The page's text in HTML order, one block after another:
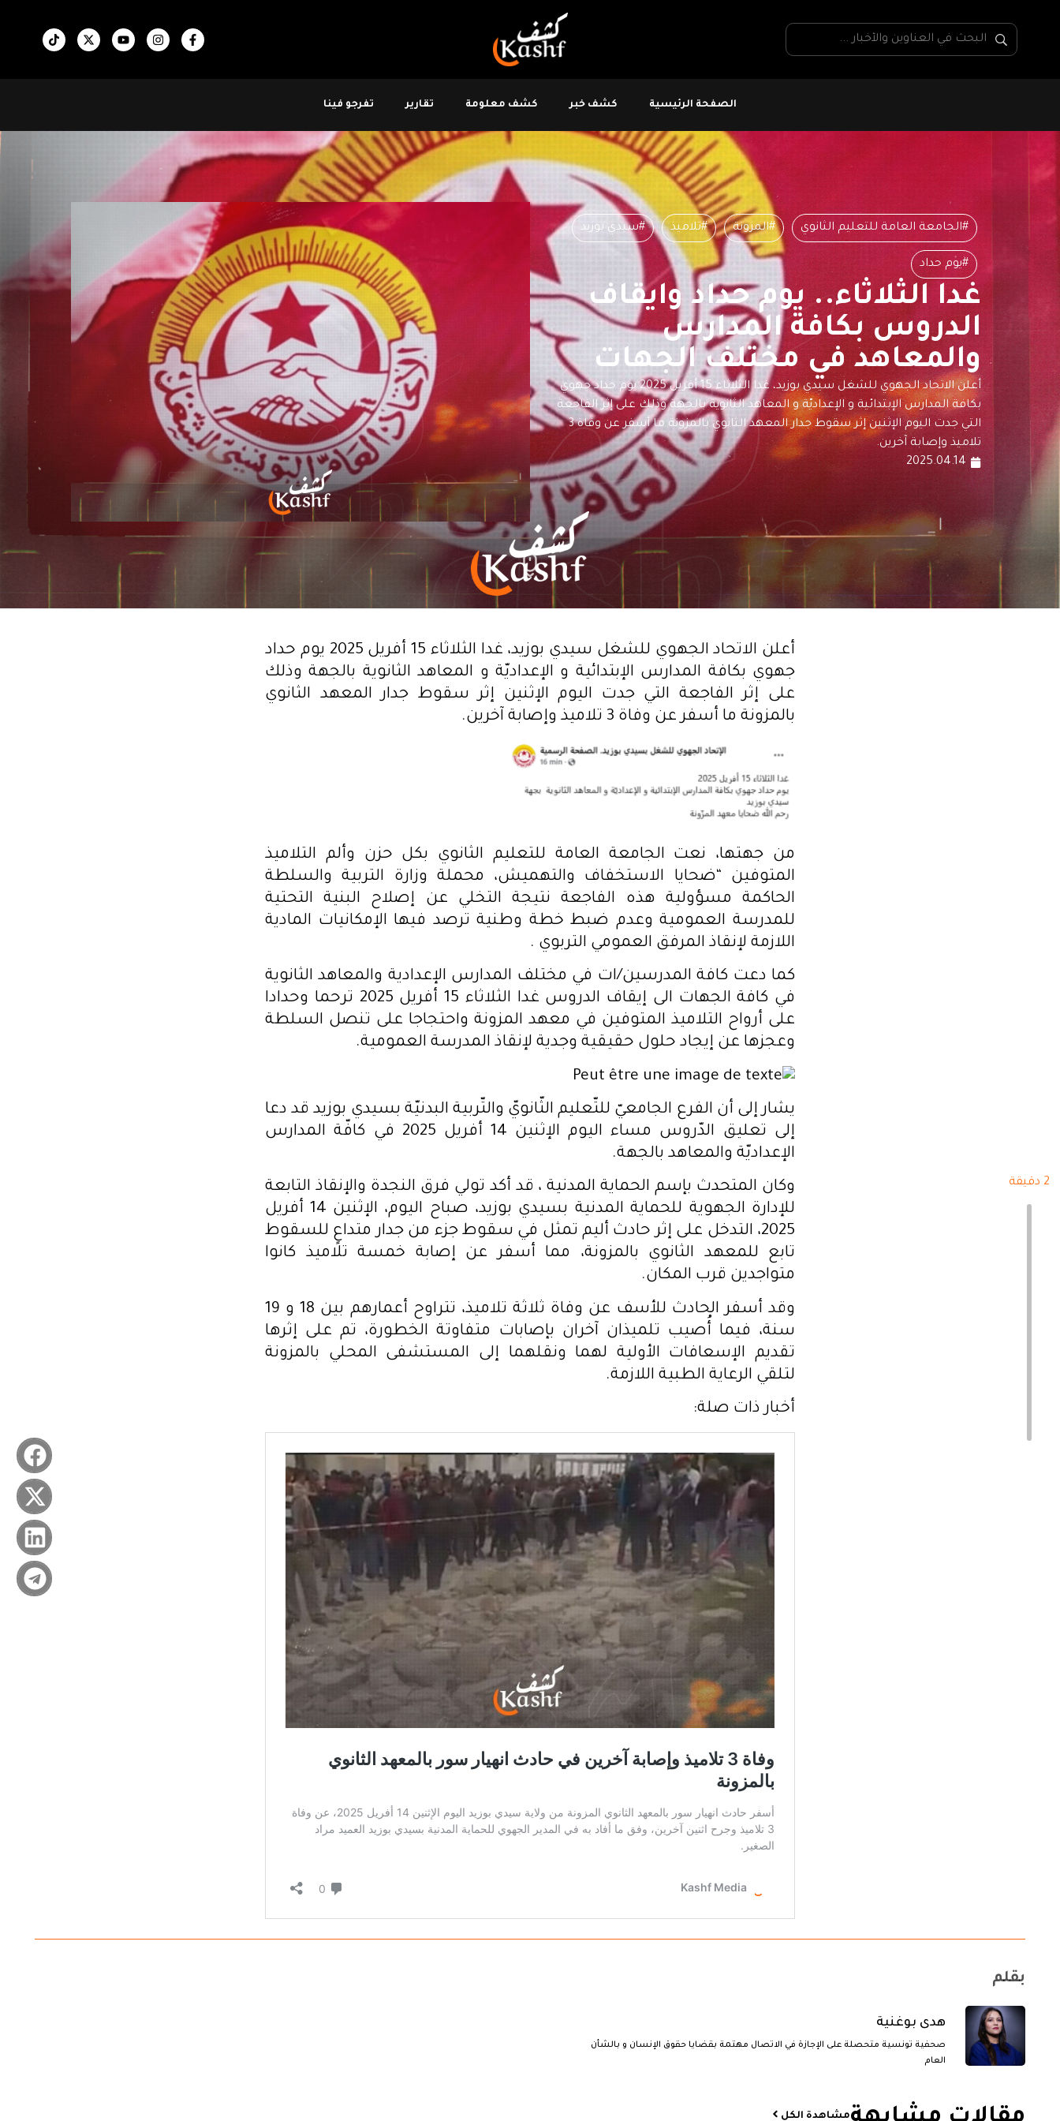
الصفحة الرئيسية كشف خبر كشف معلومة تقارير تفرجو فينا
#الجامعة العامة للتعليم الثانوي #المزونة #تلاميذ #سيدي بوزيد
#يوم حداد
غدا الثلاثاء.. يوم حداد وايقاف
الدروس بكافة المدارس
والمعاهد في مختلف الجهات
أعلن الاتحاد الجهوي للشغل سيدي بوزيد، غدا الثلاثاء 15 أفريل 2025 يوم حداد جهوي
بكافة المدارس الإبتدائية و الإعداديّة و المعاهد الثانوية بالجهة وذلك على إثر الفاجعة
التي جدت اليوم الإثنين إثر سقوط جدار المعهد الثانوي بالمزونة ما أسفر عن وفاة 3
تلاميذ وإصابة آخرين.
2025.04.14
2 دقيقة
أعلن الاتحاد الجهوي للشغل سيدي بوزيد، غدا الثلاثاء 15 أفريل 2025 يوم حداد
جهوي بكافة المدارس الإبتدائية و الإعداديّة و المعاهد الثانوية بالجهة وذلك
على إثر الفاجعة التي جدت اليوم الإثنين إثر سقوط جدار المعهد الثانوي
بالمزونة ما أسفر عن وفاة 3 تلاميذ وإصابة آخرين.
من جهتها، نعت الجامعة العامة للتعليم الثانوي بكل حزن وألم التلاميذ
المتوفين “ضحايا الاستخفاف والتهميش، محملة وزارة التربية والسلطة
الحاكمة مسؤولية هذه الفاجعة نتيجة التخلي عن إصلاح البنية التحتية
للمدرسة العمومية وعدم ضبط خطة وطنية ترصد فيها الإمكانيات المادية
اللازمة لإنقاذ المرفق العمومي التربوي .
كما دعت كافة المدرسين/ات في مختلف المدارس الإعدادية والمعاهد الثانوية
في كافة الجهات الى إيقاف الدروس غدا الثلاثاء 15 أفريل 2025 ترحما وحدادا
على أرواح التلاميذ المتوفين في معهد المزونة واحتجاجا على تنصل السلطة
وعجزها عن إيجاد حلول حقيقية وجدية لإنقاذ المدرسة العمومية.
يشار إلى أن الفرع الجامعيّ للتّعليم الثّانويّ والتّربية البدنيّة بسيدي بوزيد قد دعا
إلى تعليق الدّروس مساء اليوم الإثنين 14 أفريل 2025 في كافّة المدارس
الإعداديّة والمعاهد بالجهة.
وكان المتحدث بإسم الحماية المدنية ، قد أكد تولي فرق النجدة والإنقاذ التابعة
للإدارة الجهوية للحماية المدنية بسيدي بوزيد، صباح اليوم، الإثنين 14 أفريل
2025، التدخل على إثر حادث أليم تمثل في سقوط جزء من جدار متداعٍ للسقوط
تابع للمعهد الثانوي بالمزونة، مما أسفر عن إصابة خمسة تلاميذ كانوا
متواجدين قرب المكان.
وقد أسفر الحادث للأسف عن وفاة ثلاثة تلاميذ، تتراوح أعمارهم بين 18 و 19
سنة، فيما أُصيب تلميذان آخران بإصابات متفاوتة الخطورة، تم على إثرها
تقديم الإسعافات الأولية لهما ونقلهما إلى المستشفى المحلي بالمزونة
لتلقي الرعاية الطبية اللازمة.
أخبار ذات صلة:
بقلم
هدى بوغنية
صحفية تونسية متحصلة على الإجازة في الاتصال مهتمة بقضايا حقوق الإنسان و بالشأن
العام
مشاهدة الكل